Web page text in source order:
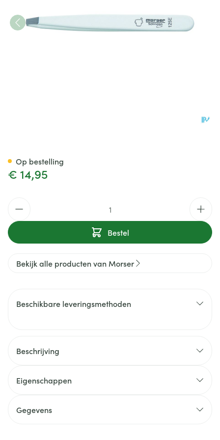
€ 14,95
Bestel
Op bestelling
Bekijk alle producten van Morser
Beschikbare leveringsmethoden
Beschrijving
Eigenschappen
Gegevens